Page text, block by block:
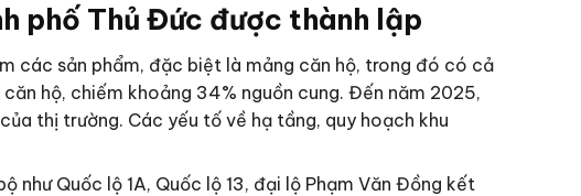
phố Thủ Đức được thành lập
các sản phẩm, đặc biệt là mảng căn hộ, trong đó có cả
hộ, chiếm khoảng 34% nguồn cung. Đến năm 2025,
thị trường. Các yếu tố về hạ tầng, quy hoạch khu
như Quốc lộ 1A, Quốc lộ 13, đại lộ Phạm Văn Đồng kết